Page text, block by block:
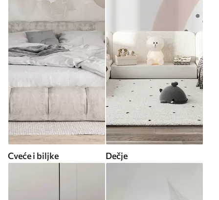
Cveće i biljke Dečje